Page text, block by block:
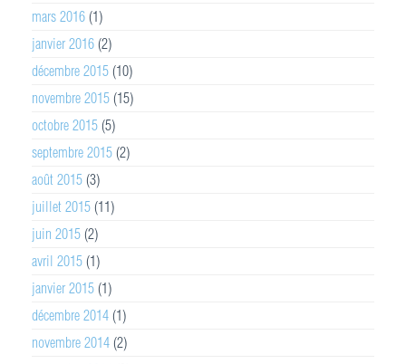
mars 2016 (1)
janvier 2016 (2)
décembre 2015 (10)
novembre 2015 (15)
octobre 2015 (5)
septembre 2015 (2)
août 2015 (3)
juillet 2015 (11)
juin 2015 (2)
avril 2015 (1)
janvier 2015 (1)
décembre 2014 (1)
novembre 2014 (2)